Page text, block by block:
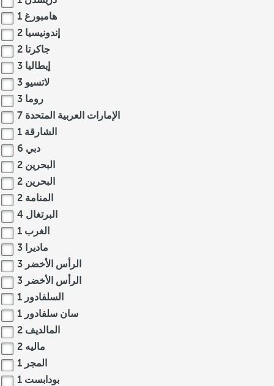
هامبورغ 1
إندونيسيا 2
جاكرتا 2
إيطاليا 3
لاتسيو 3
روما 3
الإمارات العربية المتحدة 7
الشارقة 1
دبي 6
البحرين 2
البحرين 2
المنامة 2
البرتغال 4
الغرب 1
ماديرا 3
الرأس الأخضر 3
الرأس الأخضر 3
السلفادور 1
سان سلفادور 1
المالديف 2
ماليه 2
المجر 1
بودابست 1